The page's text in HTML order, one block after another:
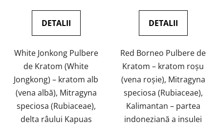
4,7
stele.
DETALII
White Jonkong Pulbere
de Kratom (White
Jongkong) – kratom alb
(vena albă), Mitragyna
speciosa (Rubiaceae),
delta râului Kapuas
5,0
stele.
DETALII
Red Borneo Pulbere de
Kratom – kratom roșu
(vena roșie), Mitragyna
speciosa (Rubiaceae),
Kalimantan – partea
indoneziană a insulei